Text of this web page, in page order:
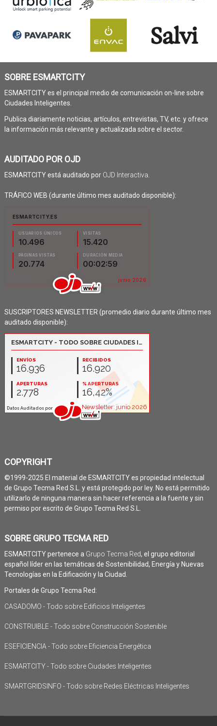
SOBRE ESMARTCITY
ESMARTCITY es el principal medio de comunicación on-line sobre
Ciudades Inteligentes.
Publica diariamente noticias, artículos, entrevistas, TV, etc. y ofrece
la información más relevante y actualizada sobre el sector.
AUDITADO POR OJD
ESMARTCITY está auditado por OJD Interactiva
TRÁFICO WEB (durante último mes auditado disponible):
SUSCRIPTORES NEWSLETTER (promedio diario durante último mes
auditado disponible):
COPYRIGHT
©1999-2025 El material de ESMARTCITY es propiedad intelectual
de Grupo Tecma Red S.L. y está protegido por ley. No está permitido
utilizarlo de ninguna manera sin hacer referencia a la fuente y sin
permiso por escrito de Grupo Tecma Red S.L.
SOBRE GRUPO TECMA RED
ESMARTCITY pertenece a Grupo Tecma Red, el grupo editorial
español líder en las temáticas de Sostenibilidad, Energía y Nuevas
Tecnologías en la Edificación y la Ciudad.
Portales de Grupo Tecma Red:
CASADOMO - Todo sobre Edificios Inteligentes
CONSTRUIBLE - Todo sobre Construcción Sostenible
ESEFICIENCIA - Todo sobre Eficiencia Energética
ESMARTCITY - Todo sobre Ciudades Inteligentes
SMARTGRIDSINFO - Todo sobre Redes Eléctricas Inteligentes